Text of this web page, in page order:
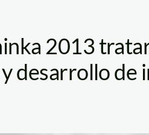
2013
desarrollo de